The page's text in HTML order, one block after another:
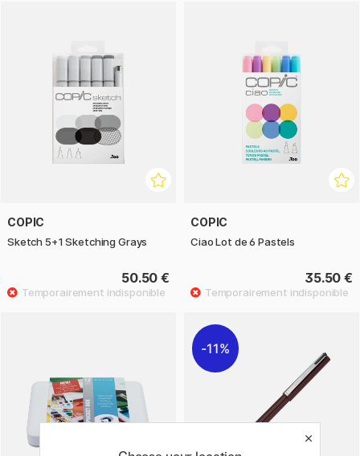
COPIC
Sketch 5+1 Sketching Grays
50.50 €
COPIC
Ciao Lot de 6 Pastels
35.50 €
11%